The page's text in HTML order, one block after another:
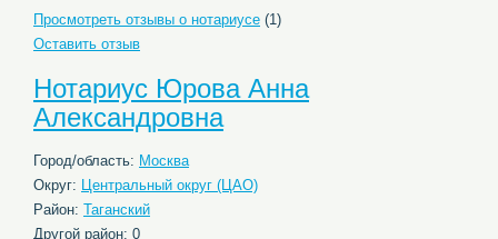
Просмотреть отзывы о нотариусе (1)
Оставить отзыв
Нотариус Юрова Анна
Александровна
Город/область: Москва
Округ: Центральный округ (ЦАО)
Район: Таганский
Другой район: 0